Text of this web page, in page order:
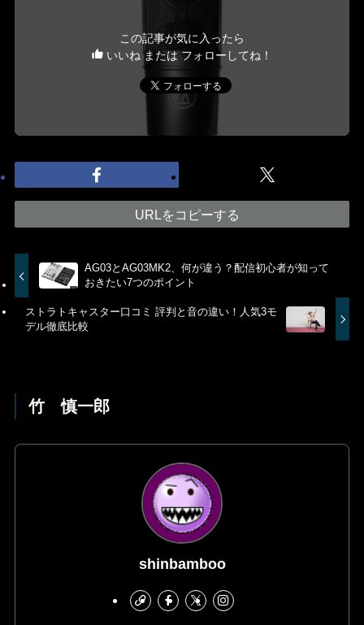
この記事が気に入ったら
いいね または フォローしてね！
URLをコピーする
AG03とAG03MK2、何が違う？配信初心者が知って
おきたい7つのポイント
ストラトキャスター口コミ 評判と音の違い！人気3モ
デル徹底比較
竹 慎一郎
shinbamboo